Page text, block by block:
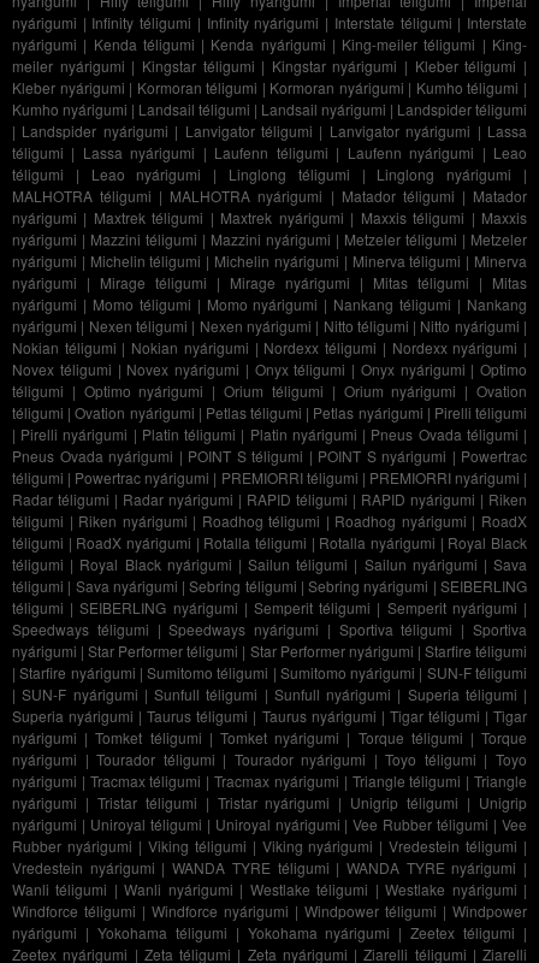
nyárigumi | Infinity téligumi | Infinity nyárigumi | Interstate téligumi | Interstate
nyárigumi | Kenda téligumi | Kenda nyárigumi | King-meiler téligumi | King-
meiler nyárigumi | Kingstar téligumi | Kingstar nyárigumi | Kleber téligumi |
Kleber nyárigumi | Kormoran téligumi | Kormoran nyárigumi | Kumho téligumi |
Kumho nyárigumi | Landsail téligumi | Landsail nyárigumi | Landspider téligumi
| Landspider nyárigumi | Lanvigator téligumi | Lanvigator nyárigumi | Lassa
téligumi | Lassa nyárigumi | Laufenn téligumi | Laufenn nyárigumi | Leao
téligumi | Leao nyárigumi | Linglong téligumi | Linglong nyárigumi |
MALHOTRA téligumi | MALHOTRA nyárigumi | Matador téligumi | Matador
nyárigumi | Maxtrek téligumi | Maxtrek nyárigumi | Maxxis téligumi | Maxxis
nyárigumi | Mazzini téligumi | Mazzini nyárigumi | Metzeler téligumi | Metzeler
nyárigumi | Michelin téligumi | Michelin nyárigumi | Minerva téligumi | Minerva
nyárigumi | Mirage téligumi | Mirage nyárigumi | Mitas téligumi | Mitas
nyárigumi | Momo téligumi | Momo nyárigumi | Nankang téligumi | Nankang
nyárigumi | Nexen téligumi | Nexen nyárigumi | Nitto téligumi | Nitto nyárigumi |
Nokian téligumi | Nokian nyárigumi | Nordexx téligumi | Nordexx nyárigumi |
Novex téligumi | Novex nyárigumi | Onyx téligumi | Onyx nyárigumi | Optimo
téligumi | Optimo nyárigumi |Orium téligumi | Orium nyárigumi |Ovation
téligumi |Ovation nyárigumi | Petlas téligumi | Petlas nyárigumi | Pirelli téligumi
| Pirelli nyárigumi | Platin téligumi | Platin nyárigumi | Pneus Ovada téligumi |
Pneus Ovada nyárigumi | POINT S téligumi | POINT S nyárigumi | Powertrac
téligumi | Powertrac nyárigumi | PREMIORRI téligumi | PREMIORRI nyárigumi |
Radar téligumi | Radar nyárigumi | RAPID téligumi | RAPID nyárigumi | Riken
téligumi | Riken nyárigumi | Roadhog téligumi | Roadhog nyárigumi | RoadX
téligumi | RoadX nyárigumi | Rotalla téligumi | Rotalla nyárigumi | Royal Black
téligumi | Royal Black nyárigumi |Sailun téligumi | Sailun nyárigumi |Sava
téligumi | Sava nyárigumi |Sebring téligumi |Sebring nyárigumi |SEIBERLING
téligumi |SEIBERLING nyárigumi |Semperit téligumi | Semperit nyárigumi |
Speedways téligumi |Speedways nyárigumi | Sportiva téligumi |Sportiva
nyárigumi |Star Performer téligumi | Star Performer nyárigumi | Starfire téligumi
|Starfire nyárigumi |Sumitomo téligumi | Sumitomo nyárigumi | SUN-F téligumi
|SUN-F nyárigumi | Sunfull téligumi | Sunfull nyárigumi | Superia téligumi |
Superia nyárigumi |Taurus téligumi | Taurus nyárigumi | Tigar téligumi |Tigar
nyárigumi |Tomket téligumi | Tomket nyárigumi | Torque téligumi |Torque
nyárigumi |Tourador téligumi | Tourador nyárigumi |Toyo téligumi |Toyo
nyárigumi | Tracmax téligumi |Tracmax nyárigumi | Triangle téligumi |Triangle
nyárigumi | Tristar téligumi | Tristar nyárigumi | Unigrip téligumi | Unigrip
nyárigumi | Uniroyal téligumi | Uniroyal nyárigumi |Vee Rubber téligumi |Vee
Rubber nyárigumi | Viking téligumi | Viking nyárigumi |Vredestein téligumi |
Vredestein nyárigumi |WANDA TYRE téligumi | WANDA TYRE nyárigumi |
Wanli téligumi |Wanli nyárigumi | Westlake téligumi |Westlake nyárigumi |
Windforce téligumi | Windforce nyárigumi | Windpower téligumi | Windpower
nyárigumi | Yokohama téligumi | Yokohama nyárigumi |Zeetex téligumi |
Zeetex nyárigumi | Zeta téligumi | Zeta nyárigumi |Ziarelli téligumi | Ziarelli